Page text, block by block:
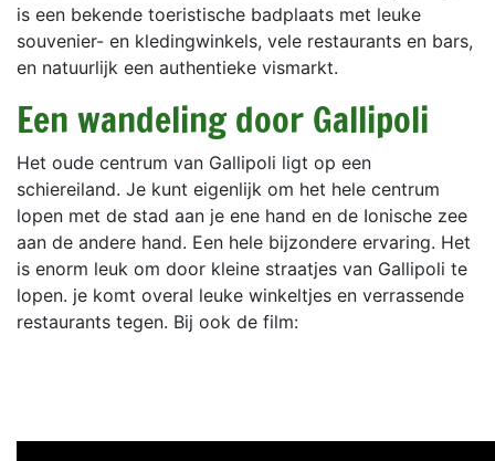
is een bekende toeristische badplaats met leuke
souvenier- en kledingwinkels, vele restaurants en bars,
en natuurlijk een authentieke vismarkt.
Een wandeling door Gallipoli
Het oude centrum van Gallipoli ligt op een
schiereiland. Je kunt eigenlijk om het hele centrum
lopen met de stad aan je ene hand en de Ionische zee
aan de andere hand. Een hele bijzondere ervaring. Het
is enorm leuk om door kleine straatjes van Gallipoli te
lopen. je komt overal leuke winkeltjes en verrassende
restaurants tegen. Bij ook de film: